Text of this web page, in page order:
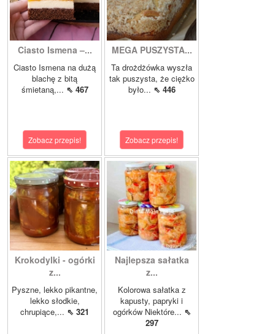
Ciasto Ismena –...
Ciasto Ismena na dużą
blachę z bitą
śmietaną,... ⇖ 467
Zobacz przepis!
MEGA PUSZYSTA...
Ta drożdżówka wyszła
tak puszysta, że ciężko
było... ⇖ 446
Zobacz przepis!
Krokodylki - ogórki
z...
Pyszne, lekko pikantne,
lekko słodkie,
chrupiące,... ⇖ 321
Najlepsza sałatka
z...
Kolorowa sałatka z
kapusty, papryki i
ogórków Niektóre... ⇖
297